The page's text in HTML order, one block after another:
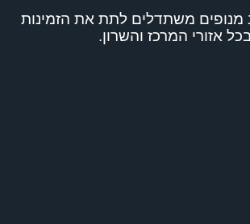
מנופים משתדלים לתת את הזמינות
אזורי המרכז והשרון.